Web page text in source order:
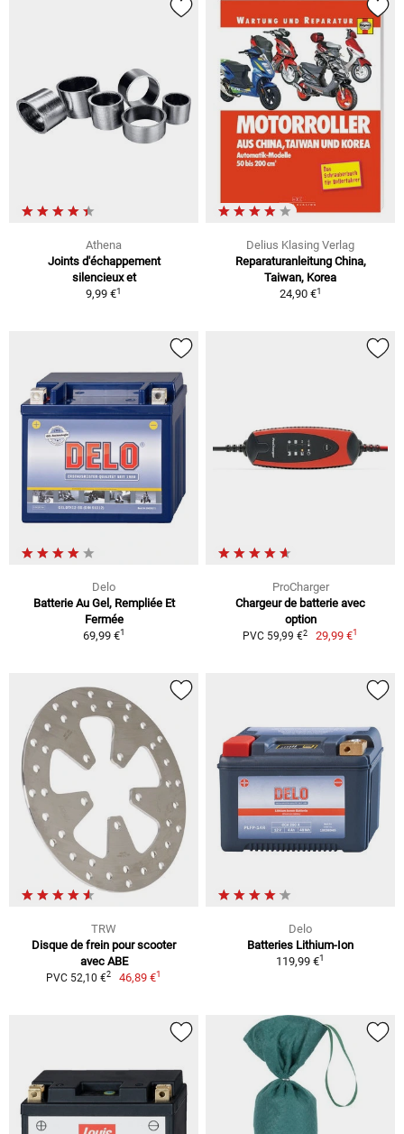
Athena
Joints d'échappement
silencieux et
9,99 €1
Delius Klasing Verlag
Reparaturanleitung China,
Taiwan, Korea
24,90 €1
Delo
Batterie Au Gel, Rempliée Et
Fermée
69,99 €1
ProCharger
Chargeur de batterie avec
option
PVC 59,99 €2 29,99 €1
TRW
Disque de frein pour scooter
avec ABE
PVC 52,10 €2 46,89 €1
Delo
Batteries Lithium-Ion
119,99 €1